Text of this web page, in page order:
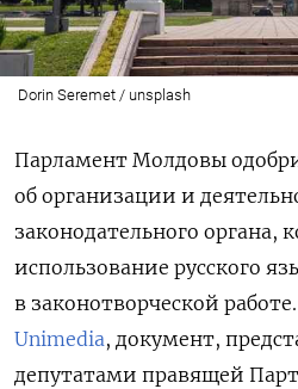
Dorin Seremet / unsplash
Парламент Молдовы
об организации и
законодательного органа,
использование русского
в законотворческой
Unimedia, документ,
депутатами правящей